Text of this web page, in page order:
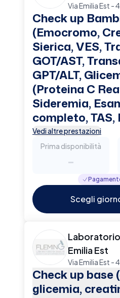
Via Emilia Est -
Check up
(Emocromo,
Sierica, VES,
GOT/AST,
GPT/ALT,
(Proteina C
Sideremia,
completo, TAS,
Vedi altre prestazioni
Prima disponibilità
-
Scegli
Emilia Est
Via Emilia Est -
Check up base
glicemia,